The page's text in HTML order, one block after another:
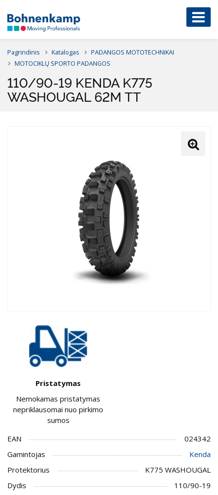
Pagrindinis Katalogas
PADANGOS MOTOTECHNIKAI
MOTOCIKLŲ SPORTO PADANGOS
110/90-19 KENDA K775
WASHOUGAL 62M TT
Pristatymas
Nemokamas pristatymas
nepriklausomai nuo pirkimo
sumos
EAN
024342
Gamintojas
Kenda
Protektorius
K775 WASHOUGAL
Dydis
110/90-19